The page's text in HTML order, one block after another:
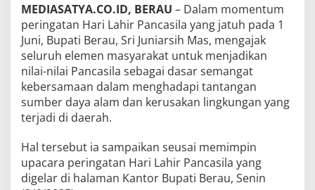
MEDIASATYA.CO.ID, BERAU – Dalam momentum
peringatan Hari Lahir Pancasila yang jatuh pada 1
Juni, Bupati Berau, Sri Juniarsih Mas, mengajak
seluruh elemen masyarakat untuk menjadikan
nilai-nilai Pancasila sebagai dasar semangat
kebersamaan dalam menghadapi tantangan
sumber daya alam dan kerusakan lingkungan yang
terjadi di daerah.
Hal tersebut ia sampaikan seusai memimpin
upacara peringatan Hari Lahir Pancasila yang
digelar di halaman Kantor Bupati Berau, Senin